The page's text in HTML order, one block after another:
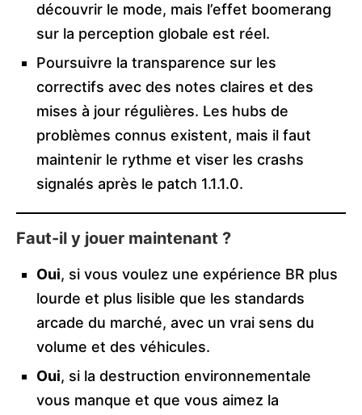
découvrir le mode, mais l’effet boomerang
sur la perception globale est réel.
Poursuivre la transparence sur les
correctifs avec des notes claires et des
mises à jour régulières. Les hubs de
problèmes connus existent, mais il faut
maintenir le rythme et viser les crashs
signalés après le patch 1.1.1.0.
Faut-il y jouer maintenant ?
Oui, si vous voulez une expérience BR plus
lourde et plus lisible que les standards
arcade du marché, avec un vrai sens du
volume et des véhicules.
Oui, si la destruction environnementale
vous manque et que vous aimez la